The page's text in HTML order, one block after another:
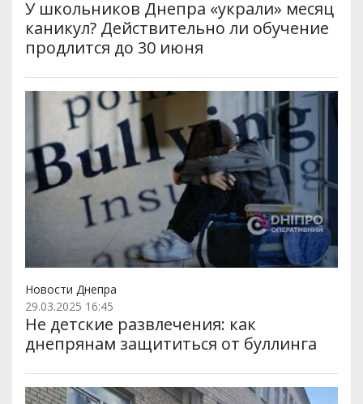
У школьников Днепра «украли» месяц
каникул? Действительно ли обучение
продлится до 30 июня
Новости Днепра
29.03.2025 16:45
Не детские развлечения: как
днепрянам защититься от буллинга